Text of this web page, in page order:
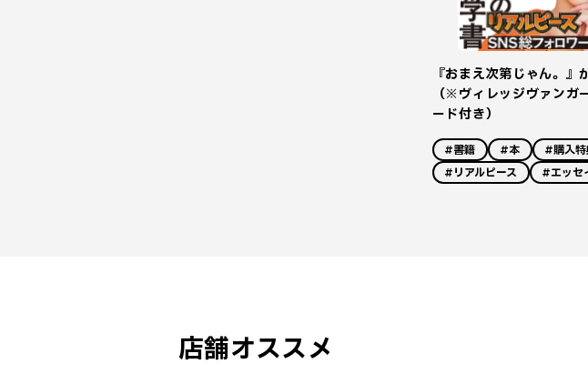
『おまえ次第じゃん。
（※ヴィレッジヴァンガ
ード付き）
#書籍 #本 #購入
#リアルピース
#エッセ
店舗オススメ